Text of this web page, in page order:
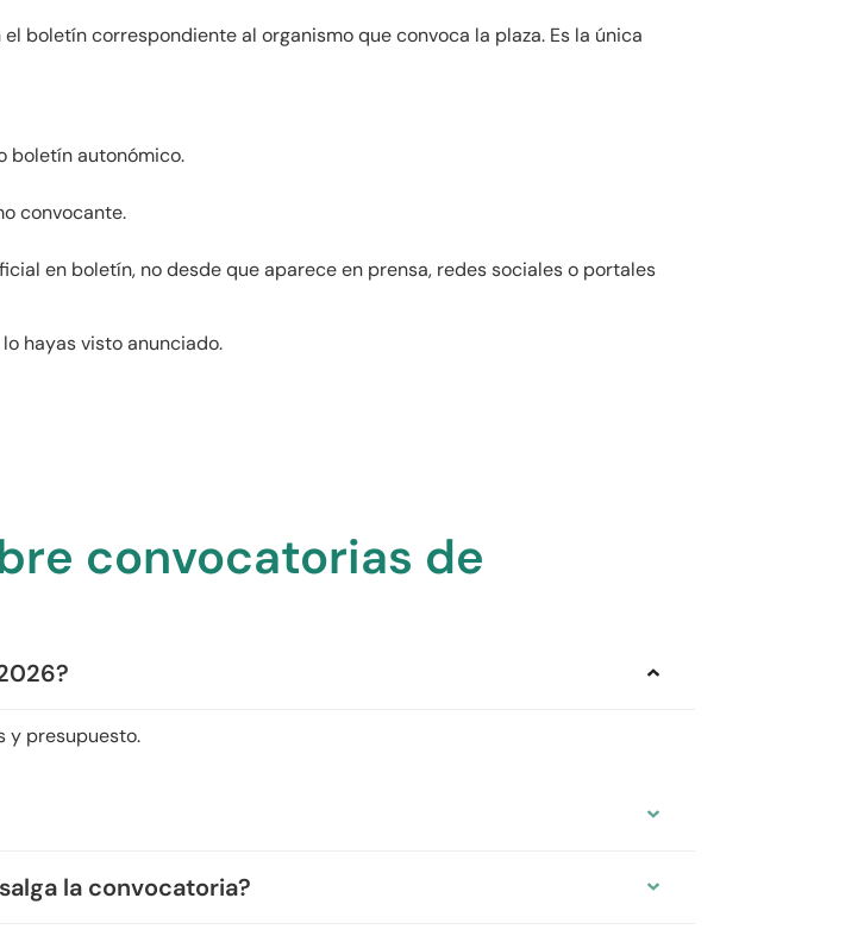
boletín correspondiente al organismo que convoca la plaza. Es la única
boletín autonómico.
convocante.
en boletín, no desde que aparece en prensa, redes sociales o portales
hayas visto anunciado.
convocatorias de
y presupuesto.
la convocatoria?